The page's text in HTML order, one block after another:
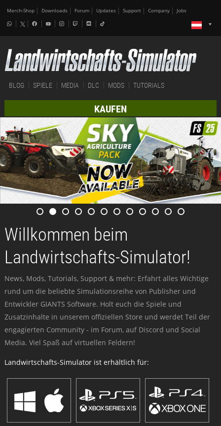
Merch-Shop Downloads Forum Updates Support Company Jobs
BLOG SPIELE MEDIA DLC MODS TUTORIALS
KAUFEN
Willkommen beim
Landwirtschafts-Simulator!
News, Mods, Tutorials, Support & mehr: Erfahrt alles Wichtige
rund um die beliebte Simulationsreihe von Publisher und
Entwickler GIANTS Software. Holt euch die Spiele und
Zusatzinhalte in unserem offiziellen Store und werdet Teil der
engagierten Community - im Forum, auf Discord und Social
Media. Viel Spaß auf virtuellen Feldern!
Landwirtschafts-Simulator ist erhältlich für: